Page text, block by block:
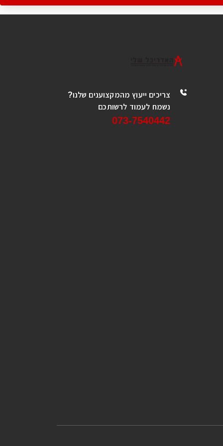
צריכים ייעוץ מהמקצוענים שלנו?
נשמח לעמוד לרשותכם
073-7540442